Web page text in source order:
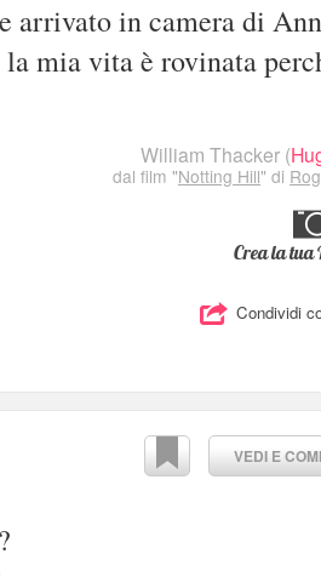
in camera di
mia vita è rovinata
William Thacker (
dal film "Notting Hill" di
Crea la
Condividi
VEDI E